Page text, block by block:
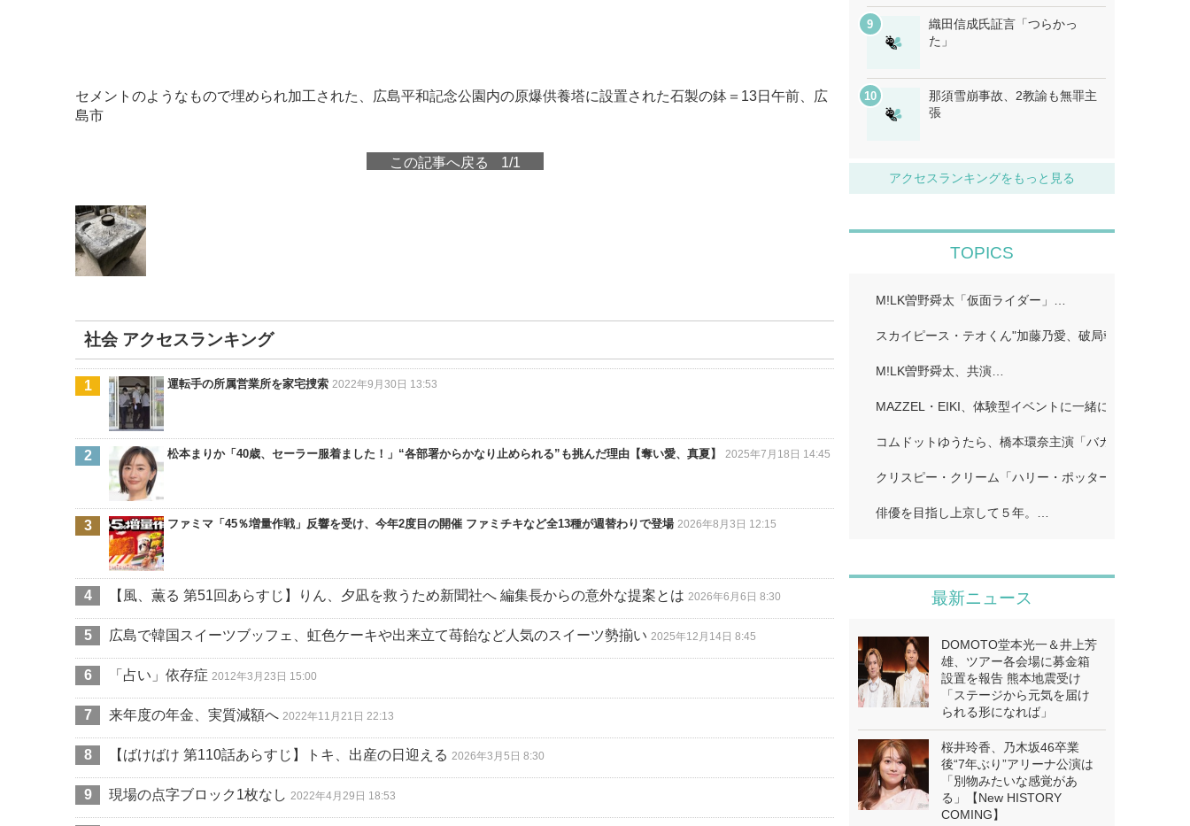
セメントのようなもので埋められ加工された、広島平和記念公園内の原爆供養塔に設置された石製の鉢＝13日午前、広
島市
この記事へ戻る 1/1
社会 アクセスランキング
運転手の所属営業所を家宅捜索 2022年9月30日 13:53
松本まりか「40歳、セーラー服着ました！」“各部署からかなり止められる”も挑んだ理由【奪い愛、真夏】 2025年7月18日 14:45
ファミマ「45％増量作戦」反響を受け、今年2度目の開催 ファミチキなど全13種が週替わりで登場 2026年8月3日 12:15
【風、薫る 第51回あらすじ】りん、夕凪を救うため新聞社へ 編集長からの意外な提案とは 2026年6月6日 8:30
広島で韓国スイーツブッフェ、虹色ケーキや出来立て苺飴など人気のスイーツ勢揃い 2025年12月14日 8:45
「占い」依存症 2012年3月23日 15:00
来年度の年金、実質減額へ 2022年11月21日 22:13
【ばけばけ 第110話あらすじ】トキ、出産の日迎える 2026年3月5日 8:30
現場の点字ブロック1枚なし 2022年4月29日 18:53
織田信成氏証言「つらかっ
た」
那須雪崩事故、2教諭も無罪主
張
アクセスランキングをもっと見る
TOPICS
M!LK曽野舜太「仮面ライダー」…
スカイピース・テオくん"加藤乃愛、破局報告「どちら
M!LK曽野舜太、共演…
MAZZEL・EIKI、体験型イベントに一緒に行きたい人
コムドットゆうたら、橋本環奈主演「バカンスの法則
クリスピー・クリーム「ハリー・ポッター」…
俳優を目指し上京して５年。…
最新ニュース
DOMOTO堂本光一＆井上芳
雄、ツアー各会場に募金箱
設置を報告 熊本地震受け
「ステージから元気を届け
られる形になれば」
桜井玲香、乃木坂46卒業
後“7年ぶり”アリーナ公演は
「別物みたいな感覚があ
る」【New HISTORY
COMING】